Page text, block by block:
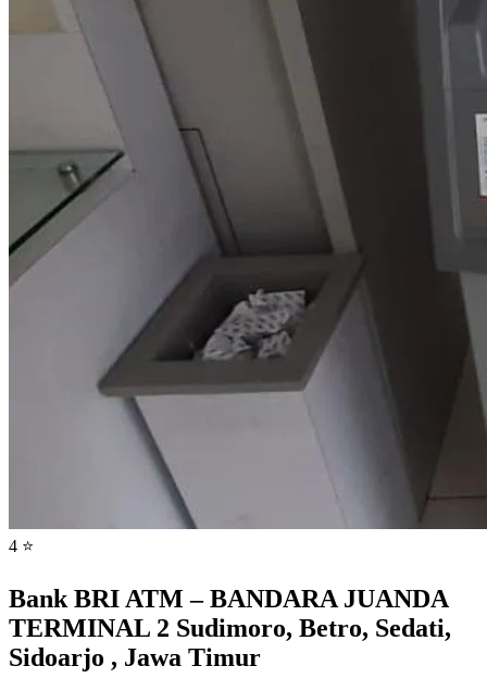
4 ⭐
Bank BRI ATM – BANDARA JUANDA
TERMINAL 2 Sudimoro, Betro, Sedati,
Sidoarjo , Jawa Timur